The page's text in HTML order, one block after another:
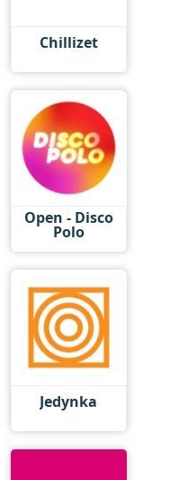
Chillizet
Open - Disco
Polo
Jedynka